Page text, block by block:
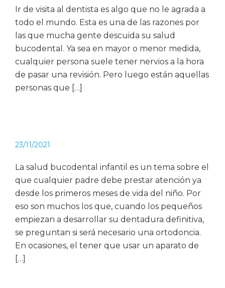
Ir de visita al dentista es algo que no le agrada a
todo el mundo. Esta es una de las razones por
las que mucha gente descuida su salud
bucodental. Ya sea en mayor o menor medida,
cualquier persona suele tener nervios a la hora
de pasar una revisión. Pero luego están aquellas
personas que […]
23/11/2021
La salud bucodental infantil es un tema sobre el
que cualquier padre debe prestar atención ya
desde los primeros meses de vida del niño. Por
eso son muchos los que, cuando los pequeños
empiezan a desarrollar su dentadura definitiva,
se preguntan si será necesario una ortodoncia.
En ocasiones, el tener que usar un aparato de
[…]